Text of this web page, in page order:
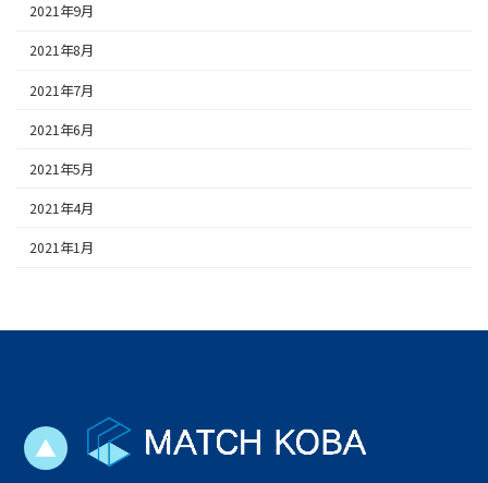
2021年9月
2021年8月
2021年7月
2021年6月
2021年5月
2021年4月
2021年1月
▲